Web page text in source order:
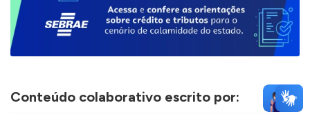
Conteúdo colaborativo escrito por: